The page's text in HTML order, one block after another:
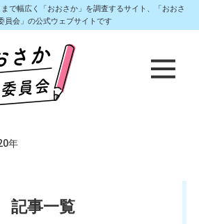
で幅広く「おおさか」を調査するサイト、「おおさ
員会」の公式ウェブサイトです
年
記事一覧